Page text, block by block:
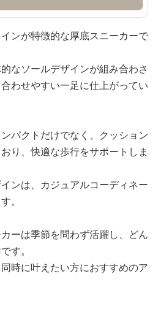
ンが特徴的な厚底スニーカーで
なソールデザインが組み合わさ
わせやすい一足に仕上がってい
パクトだけでなく、クッション
り、快適な歩行をサポートしま
ンは、カジュアルコーディネー
。
ーは季節を問わず活躍し、どん
す。
時に叶えたい方におすすめのア